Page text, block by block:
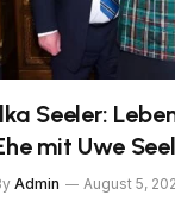
Seeler:
mit Uwe
Admin August 5,